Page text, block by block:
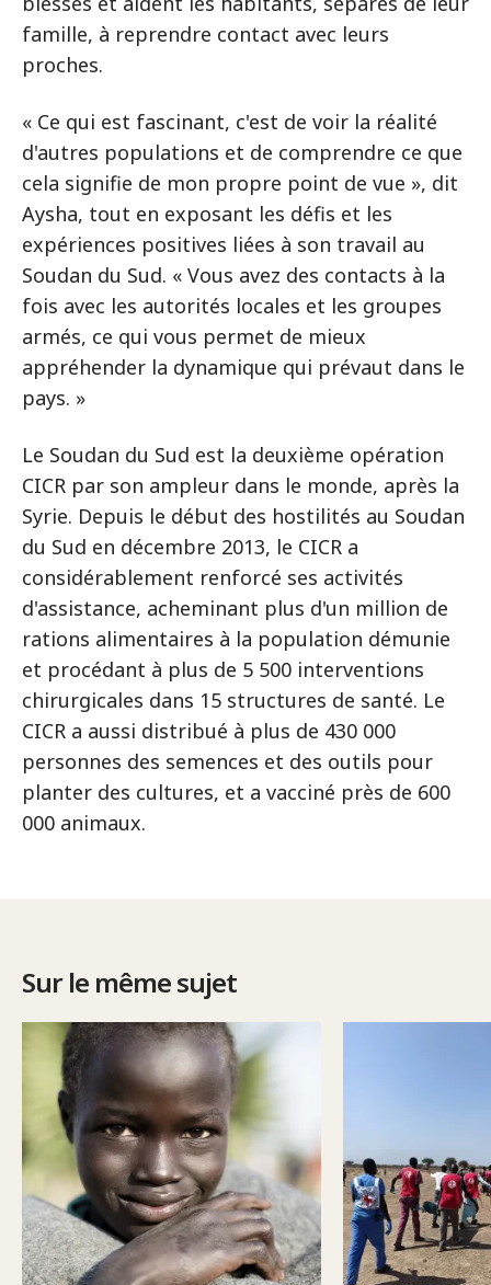
famille, à reprendre contact avec leurs
proches.
« Ce qui est fascinant, c'est de voir la réalité
d'autres populations et de comprendre ce que
cela signifie de mon propre point de vue », dit
Aysha, tout en exposant les défis et les
expériences positives liées à son travail au
Soudan du Sud. « Vous avez des contacts à la
fois avec les autorités locales et les groupes
armés, ce qui vous permet de mieux
appréhender la dynamique qui prévaut dans le
pays. »
Le Soudan du Sud est la deuxième opération
CICR par son ampleur dans le monde, après la
Syrie. Depuis le début des hostilités au Soudan
du Sud en décembre 2013, le CICR a
considérablement renforcé ses activités
d'assistance, acheminant plus d'un million de
rations alimentaires à la population démunie
et procédant à plus de 5 500 interventions
chirurgicales dans 15 structures de santé. Le
CICR a aussi distribué à plus de 430 000
personnes des semences et des outils pour
planter des cultures, et a vacciné près de 600
000 animaux.
Sur le même sujet